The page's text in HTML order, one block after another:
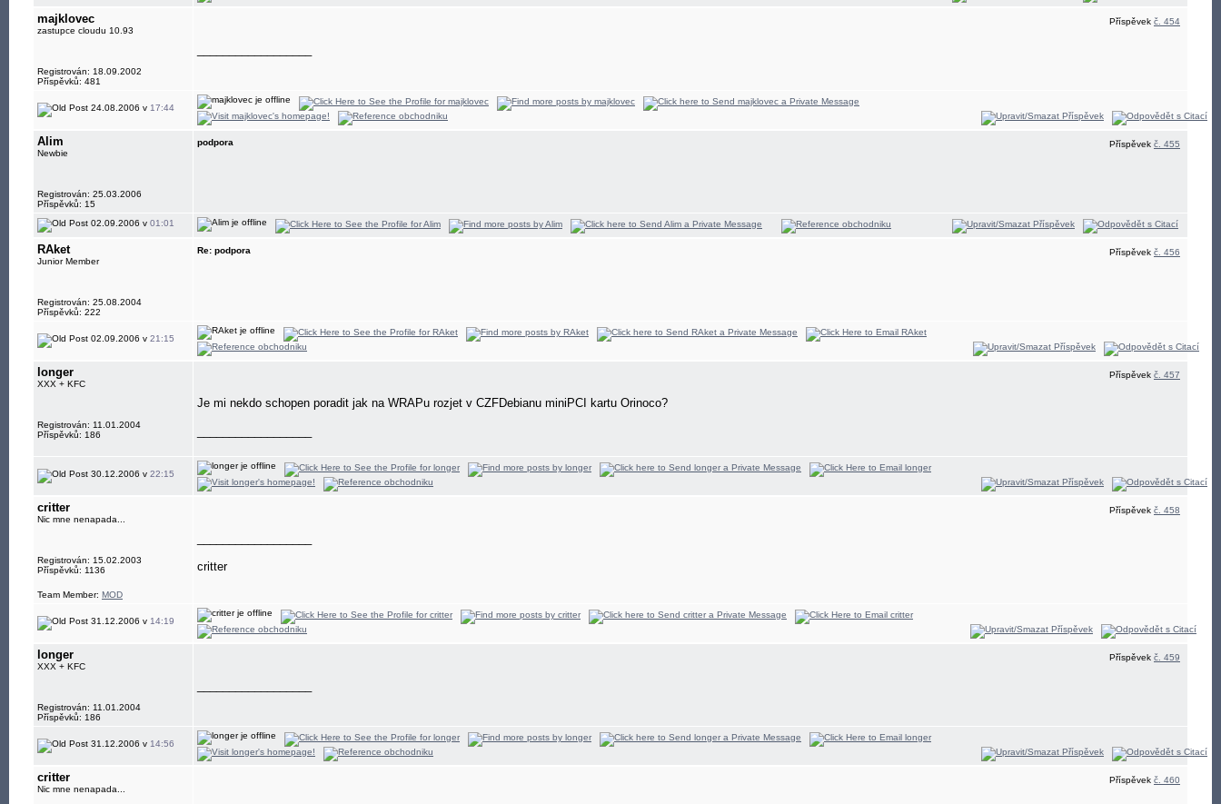
majklovec
zastupce cloudu 10.93
Registrován: 18.09.2002
Příspěvků: 481
Příspěvek č. 454
24.08.2006 v 17:44
Alim
Newbie
Registrován: 25.03.2006
Příspěvků: 15
podpora Příspěvek č. 455
02.09.2006 v 01:01
RAket
Junior Member
Registrován: 25.08.2004
Příspěvků: 222
Re: podpora Příspěvek č. 456
02.09.2006 v 21:15
longer
XXX + KFC
Registrován: 11.01.2004
Příspěvků: 186
Příspěvek č. 457
Je mi nekdo schopen poradit jak na WRAPu rozjet v CZFDebianu miniPCI kartu Orinoco?
30.12.2006 v 22:15
critter
Nic mne nenapada...
Registrován: 15.02.2003
Příspěvků: 1136
Team Member: MOD
Příspěvek č. 458
critter
31.12.2006 v 14:19
longer
XXX + KFC
Registrován: 11.01.2004
Příspěvků: 186
Příspěvek č. 459
31.12.2006 v 14:56
critter
Nic mne nenapada...
Příspěvek č. 460